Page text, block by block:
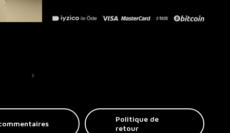
Politique de
retour